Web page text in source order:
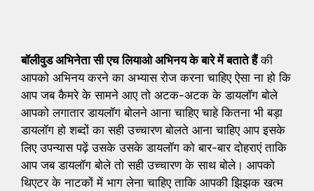
बॉलीवुड अभिनेता सी एच लियाओ अभिनय के बारे में बताते हैंकी
आपको अभिनय करने का अभ्यास रोज करना चाहिए ऐसा ना हो कि
आप जब कैमरे के सामने आए तो अटक-अटक के डायलॉग बोले
आपको लगातार डायलॉग बोलने आना चाहिए चाहे कितना भी बड़ा
डायलॉग हो शब्दों का सही उच्चारण बोलते आना चाहिए आप इसके
लिए उपन्यास पढ़ें उसके उसके डायलॉग को बार-बार दोहराएं ताकि
आप जब डायलॉग बोले तो सही उच्चारण के साथ बोले। आपको
थिएटर के नाटकों में भाग लेना चाहिए ताकि आपकी झिझक खत्म